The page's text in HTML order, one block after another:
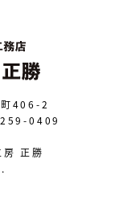
406-2
0409
正勝